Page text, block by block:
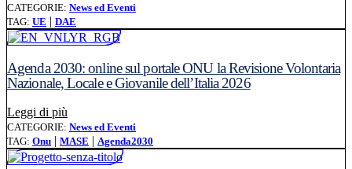
CATEGORIE: News ed Eventi
TAG: UE | DAE
Agenda 2030: online sul portale ONU la Revisione Volontaria
Nazionale, Locale e Giovanile dell’Italia 2026
Leggi di più
CATEGORIE: News ed Eventi
TAG: Onu | MASE | Agenda2030